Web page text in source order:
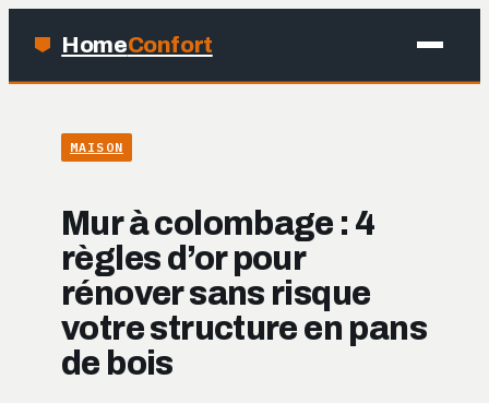
HomeConfort
DÉCO
MAISON
Mur à colombage : 4
règles d’or pour
rénover sans risque
votre structure en pans
de bois